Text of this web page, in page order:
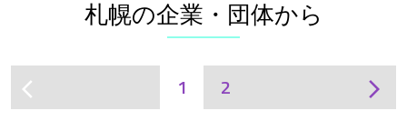
札幌の企業・団体から
arrow_back_ios 1 2 arrow_forward_ios